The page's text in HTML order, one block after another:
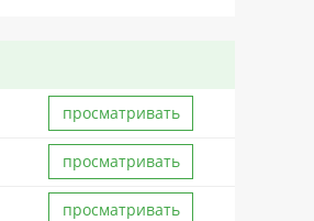
просматривать
просматривать
просматривать